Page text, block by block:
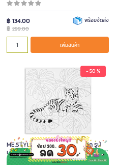
฿ 134.00
฿ 299.00
พร้อมจัดส่ง
เพิ่มสินค้า
- 50 %
ME.STYLE ชุดผ้าใบระบายสีอะคริลิค รูป
เสือ